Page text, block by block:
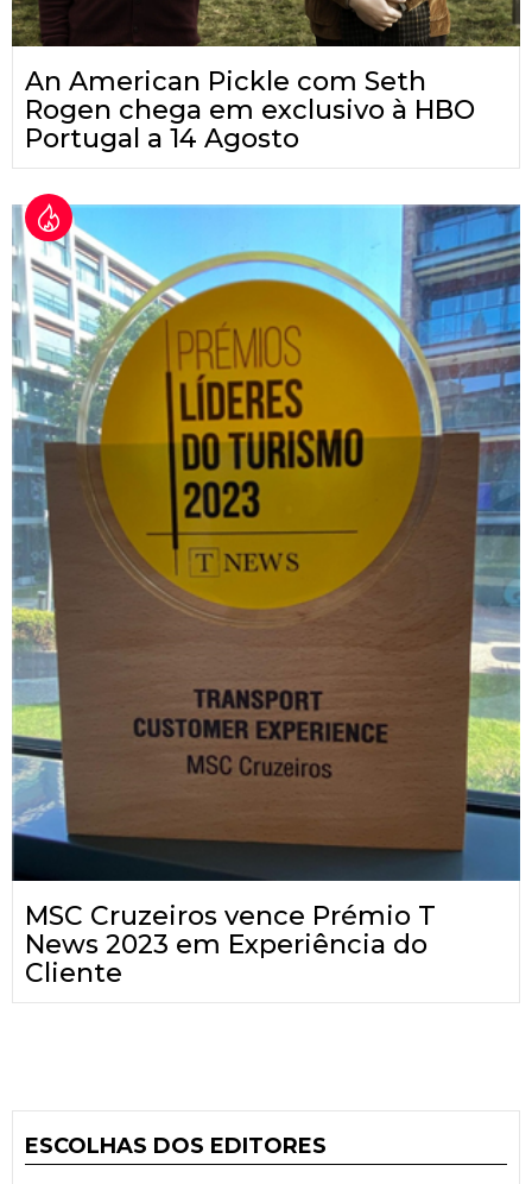
An American Pickle com Seth
Rogen chega em exclusivo à HBO
Portugal a 14 Agosto
MSC Cruzeiros vence Prémio T
News 2023 em Experiência do
Cliente
ESCOLHAS DOS EDITORES